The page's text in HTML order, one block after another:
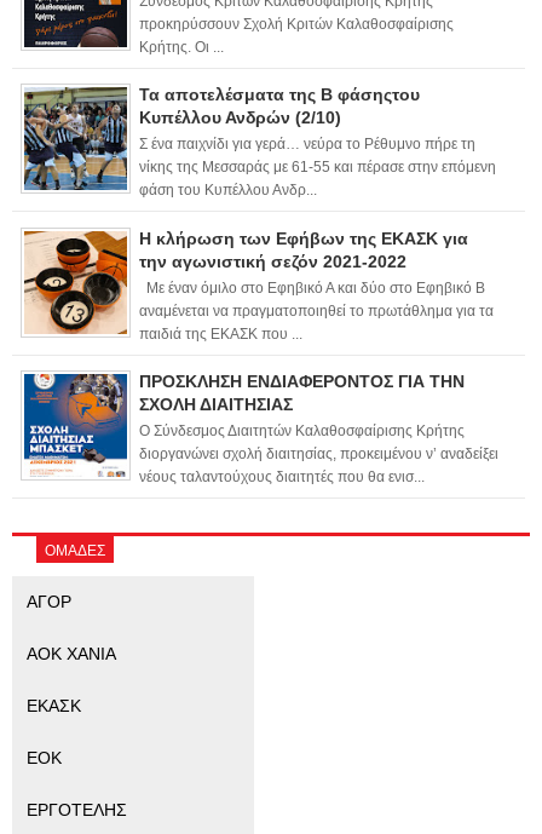
προκηρύσσουν Σχολή Κριτών Καλαθοσφαίρισης
Κρήτης. Οι ...
Τα αποτελέσματα της Β φάσηςτου
Κυπέλλου Ανδρών (2/10)
Σ ένα παιχνίδι για γερά… νεύρα το Ρέθυμνο πήρε τη
νίκης της Μεσσαράς με 61-55 και πέρασε στην επόμενη
φάση του Κυπέλλου Ανδρ...
Η κλήρωση των Εφήβων της ΕΚΑΣΚ για
την αγωνιστική σεζόν 2021-2022
Με έναν όμιλο στο Εφηβικό Α και δύο στο Εφηβικό Β
αναμένεται να πραγματοποιηθεί το πρωτάθλημα για τα
παιδιά της ΕΚΑΣΚ που ...
ΠΡΟΣΚΛΗΣΗ ΕΝΔΙΑΦΕΡΟΝΤΟΣ ΓΙΑ ΤΗΝ
ΣΧΟΛΗ ΔΙΑΙΤΗΣΙΑΣ
Ο Σύνδεσμος Διαιτητών Καλαθοσφαίρισης Κρήτης
διοργανώνει σχολή διαιτησίας, προκειμένου ν’ αναδείξει
νέους ταλαντούχους διαιτητές που θα ενισ...
ΟΜΑΔΕΣ
ΑΓΟΡ
ΑΟΚ ΧΑΝΙΑ
ΕΚΑΣΚ
ΕΟΚ
ΕΡΓΟΤΕΛΗΣ